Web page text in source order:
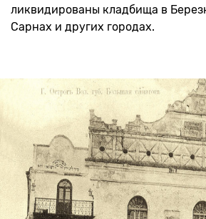
ликвидированы кладбища в
Сарнах и других городах.